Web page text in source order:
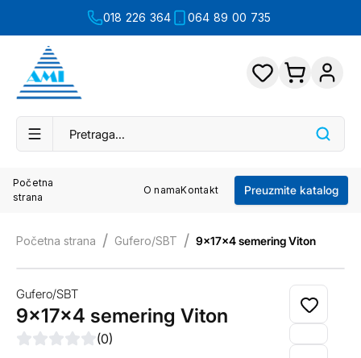
018 226 364 064 89 00 735
Početna
strana
O namaKontakt Preuzmite katalog
Početna strana / Gufero/SBT / 9x17x4 semering Viton
Gufero/SBT
9x17x4 semering Viton
(0)